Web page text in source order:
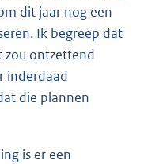
dit jaar nog een
Ik begreep dat
zou ontzettend
inderdaad
die plannen
is er een